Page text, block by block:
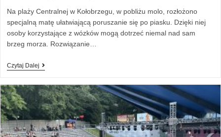
Na plaży Centralnej w Kołobrzegu, w pobliżu molo, rozłożono
specjalną matę ułatwiającą poruszanie się po piasku. Dzięki niej
osoby korzystające z wózków mogą dotrzeć niemal nad sam
brzeg morza. Rozwiązanie…
Czytaj Dalej